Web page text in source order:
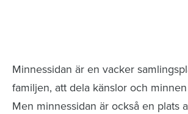
Minnessidan är en vacker
familjen, att dela känslor och
Men minnessidan är också en plats